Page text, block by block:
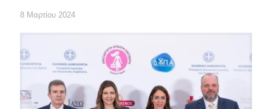
8 Μαρτίου 2024